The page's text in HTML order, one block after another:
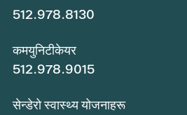
512.978.8130
कमयुनिटीकेयर
512.978.9015
सेन्डेरो स्वास्थ्य योजनाहरू